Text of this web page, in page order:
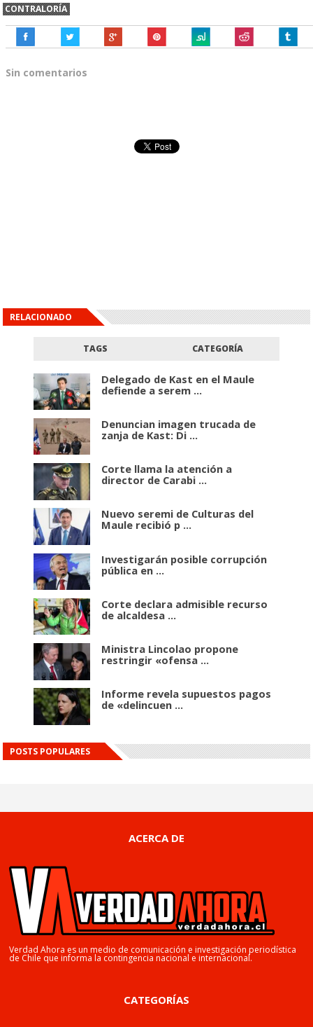
CONTRALORÍA
Sin comentarios
RELACIONADO
TAGS CATEGORÍA
Delegado de Kast en el Maule
defiende a serem ...
Denuncian imagen trucada de
zanja de Kast: Di ...
Corte llama la atención a
director de Carabi ...
Nuevo seremi de Culturas del
Maule recibió p ...
Investigarán posible corrupción
pública en ...
Corte declara admisible recurso
de alcaldesa ...
Ministra Lincolao propone
restringir «ofensa ...
Informe revela supuestos pagos
de «delincuen ...
POSTS POPULARES
ACERCA DE
Verdad Ahora es un medio de comunicación e investigación periodística
de Chile que informa la contingencia nacional e internacional.
CATEGORÍAS